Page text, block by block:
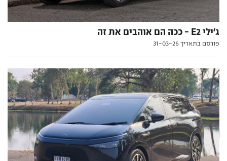
ג'ילי E2 - ככה הם אוהבים את זה
פורסם בתאריך 31-03-26